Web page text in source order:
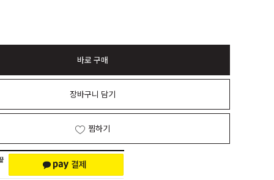
바로 구매
장바구니 담기
찜하기